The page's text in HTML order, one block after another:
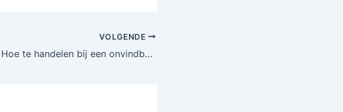
VOLGENDE
Hoe te handelen bij een onvindbare of niet ontvangen bestelling bij AliExpress